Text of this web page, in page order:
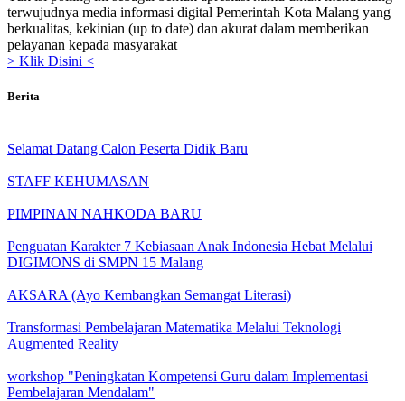
terwujudnya media informasi digital Pemerintah Kota Malang yang
berkualitas, kekinian (up to date) dan akurat dalam memberikan
pelayanan kepada masyarakat
> Klik Disini <
Berita
Selamat Datang Calon Peserta Didik Baru
STAFF KEHUMASAN
PIMPINAN NAHKODA BARU
Penguatan Karakter 7 Kebiasaan Anak Indonesia Hebat Melalui
DIGIMONS di SMPN 15 Malang
AKSARA (Ayo Kembangkan Semangat Literasi)
Transformasi Pembelajaran Matematika Melalui Teknologi
Augmented Reality
workshop "Peningkatan Kompetensi Guru dalam Implementasi
Pembelajaran Mendalam"